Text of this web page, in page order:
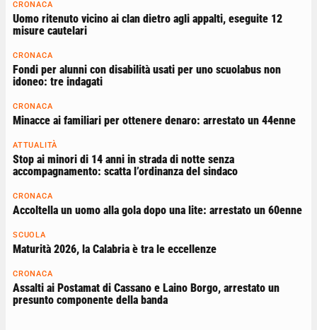
CRONACA
Uomo ritenuto vicino ai clan dietro agli appalti, eseguite 12
misure cautelari
CRONACA
Fondi per alunni con disabilità usati per uno scuolabus non
idoneo: tre indagati
CRONACA
Minacce ai familiari per ottenere denaro: arrestato un 44enne
ATTUALITÀ
Stop ai minori di 14 anni in strada di notte senza
accompagnamento: scatta l’ordinanza del sindaco
CRONACA
Accoltella un uomo alla gola dopo una lite: arrestato un 60enne
SCUOLA
Maturità 2026, la Calabria è tra le eccellenze
CRONACA
Assalti ai Postamat di Cassano e Laino Borgo, arrestato un
presunto componente della banda